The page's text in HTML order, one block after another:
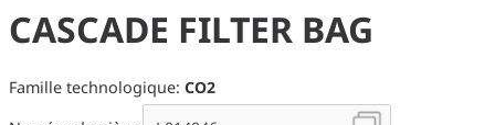
CASCADE FILTER BAG
Famille technologique: CO2